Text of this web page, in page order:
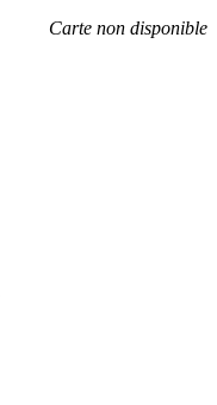
Carte non disponible